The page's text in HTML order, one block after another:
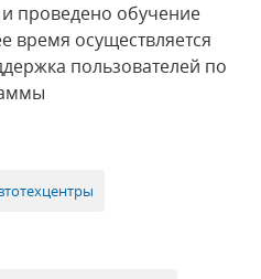
проведено обучение
время осуществляется
пользователей по